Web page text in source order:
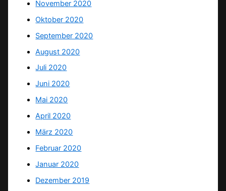
November 2020
Oktober 2020
September 2020
August 2020
Juli 2020
Juni 2020
Mai 2020
April 2020
März 2020
Februar 2020
Januar 2020
Dezember 2019